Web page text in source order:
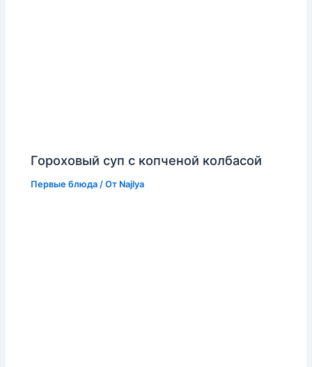
Гороховый суп с копченой колбасой
Первые блюда / От Najlya